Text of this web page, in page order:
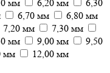
мм 6,20 мм
6,30
6,70 мм
6,80 мм
7,20 мм
7,30 мм
мм 9,00 мм
9,50
мм
12,00 мм